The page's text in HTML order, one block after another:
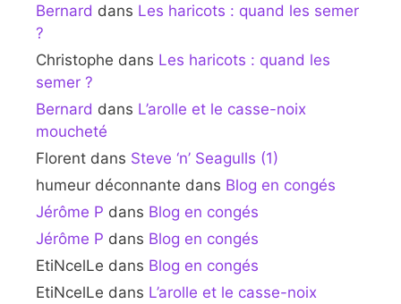
Bernard dans Les haricots : quand les semer
?
Christophe dans Les haricots : quand les
semer ?
Bernard dans L’arolle et le casse-noix
moucheté
Florent dans Steve ‘n’ Seagulls (1)
humeur déconnante dans Blog en congés
Jérôme P dans Blog en congés
Jérôme P dans Blog en congés
EtiNcelLe dans Blog en congés
EtiNcelLe dans L’arolle et le casse-noix